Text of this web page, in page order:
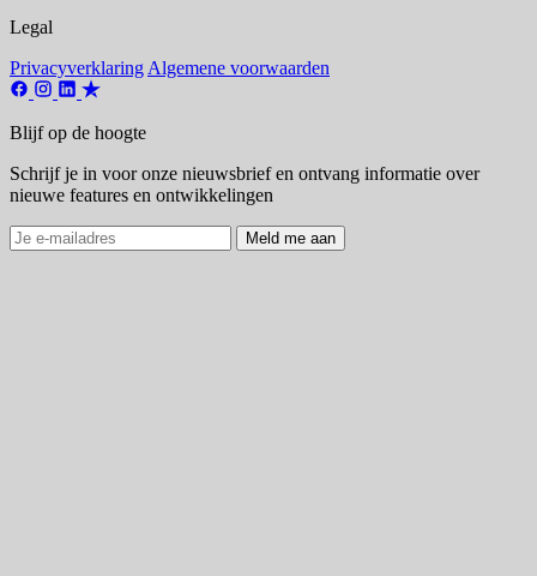
Legal
Privacyverklaring Algemene voorwaarden
Blijf op de hoogte
Schrijf je in voor onze nieuwsbrief en ontvang informatie over
nieuwe features en ontwikkelingen
Meld me aan